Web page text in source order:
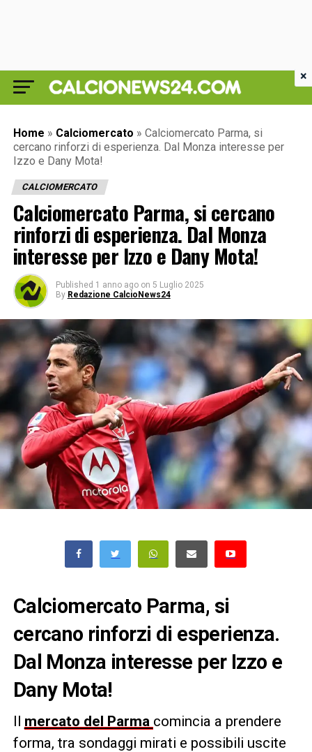
Home » Calciomercato » Calciomercato Parma, si
cercano rinforzi di esperienza. Dal Monza interesse per
Izzo e Dany Mota!
CALCIOMERCATO
Calciomercato Parma, si cercano
rinforzi di esperienza. Dal Monza
interesse per Izzo e Dany Mota!
Published 1 anno ago on 5 Luglio 2025
By Redazione CalcioNews24
Calciomercato Parma, si
cercano rinforzi di esperienza.
Dal Monza interesse per Izzo e
Dany Mota!
Il mercato del Parma comincia a prendere
forma, tra sondaggi mirati e possibili uscite
×